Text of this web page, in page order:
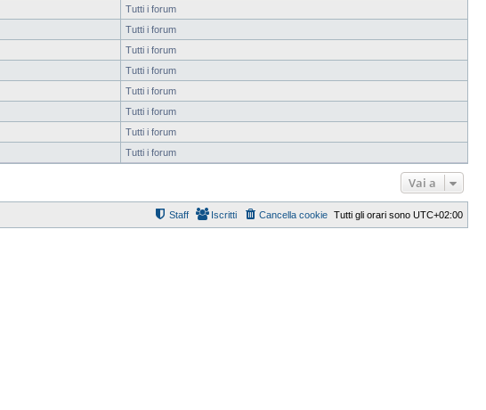
Tutti i forum
Tutti i forum
Tutti i forum
Tutti i forum
Tutti i forum
Tutti i forum
Tutti i forum
Tutti i forum
Vai a
Tutti gli orari sono UTC+02:00
Cancella cookie
Iscritti
Staff